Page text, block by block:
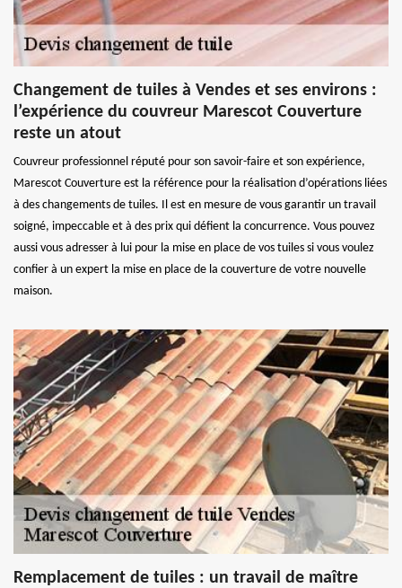
Changement de tuiles à Vendes et ses environs :
l’expérience du couvreur Marescot Couverture
reste un atout
Couvreur professionnel réputé pour son savoir-faire et son expérience,
Marescot Couverture est la référence pour la réalisation d’opérations liées
à des changements de tuiles. Il est en mesure de vous garantir un travail
soigné, impeccable et à des prix qui défient la concurrence. Vous pouvez
aussi vous adresser à lui pour la mise en place de vos tuiles si vous voulez
confier à un expert la mise en place de la couverture de votre nouvelle
maison.
Remplacement de tuiles : un travail de maître